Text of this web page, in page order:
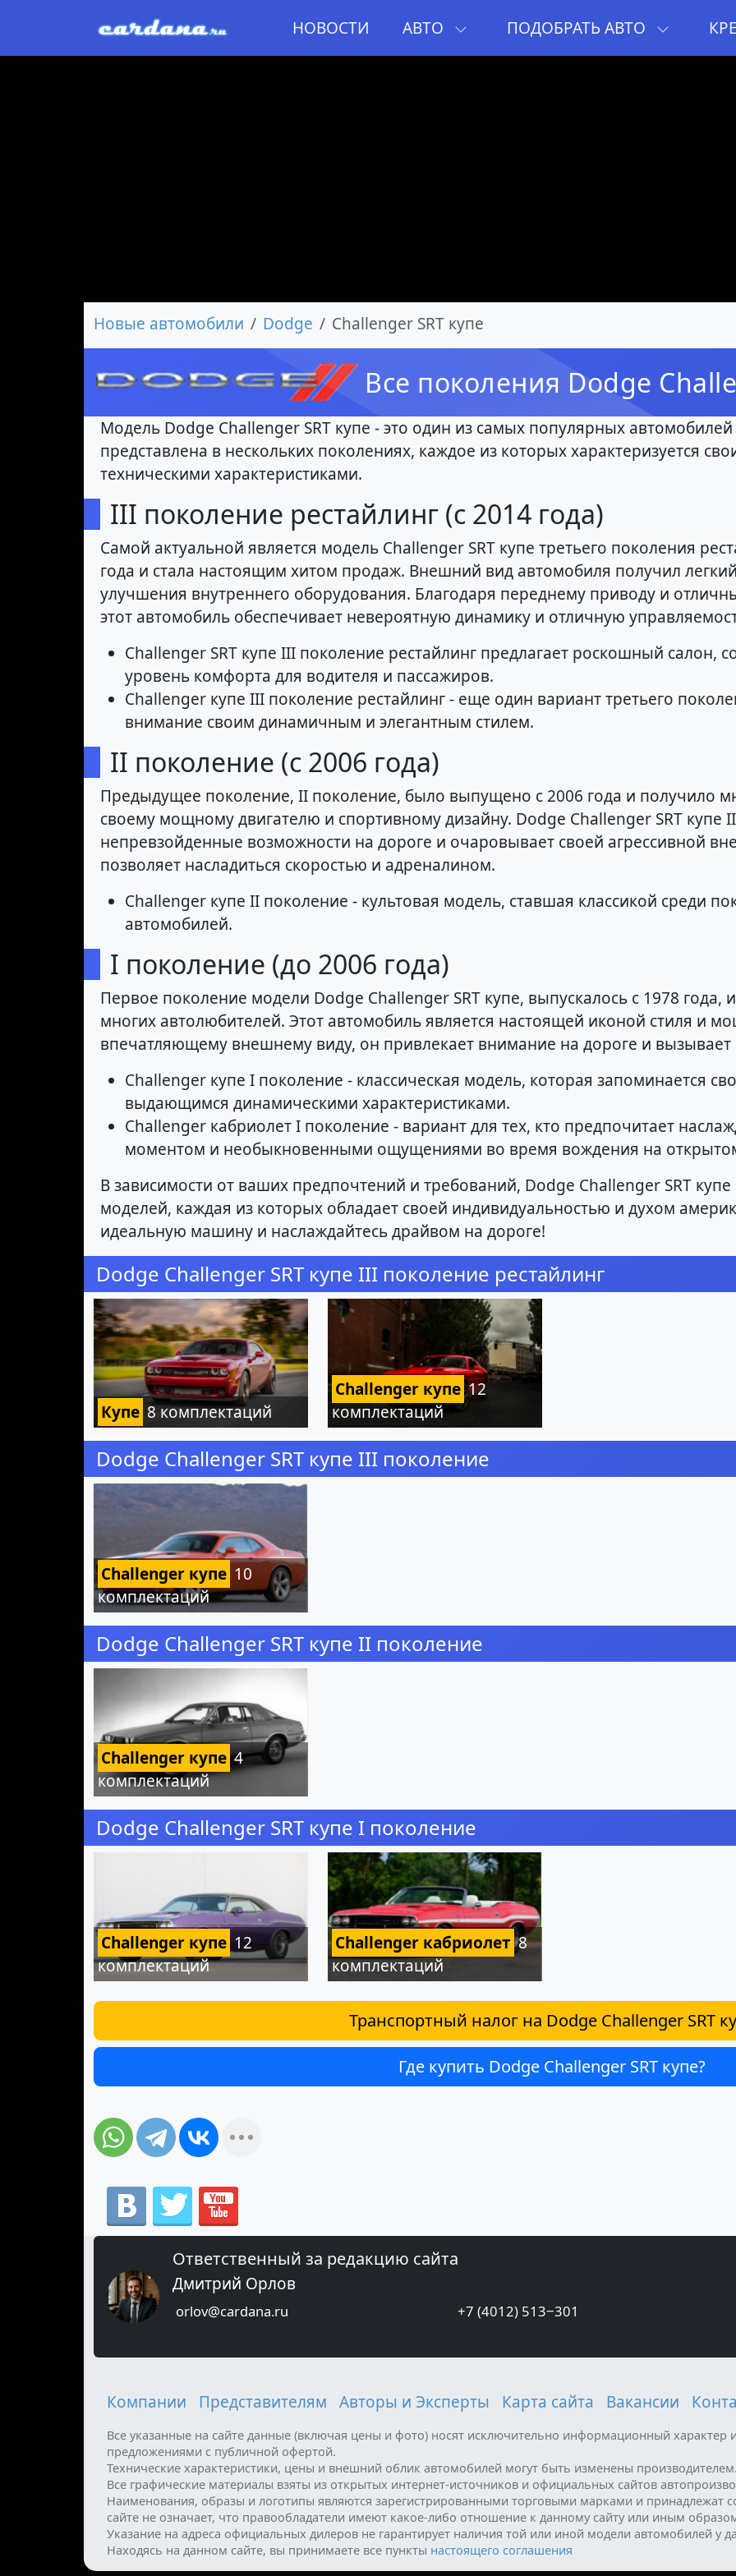
НОВОСТИ АВТО ПОДОБРАТЬ АВТО
Новые автомобили Dodge Challenger SRT купе
Все поколения Dodge
Модель Dodge Challenger SRT купе - это один из самых популярных
представлена в нескольких поколениях, каждое из которых характеризуется
техническими характеристиками.
III поколение рестайлинг (с 2014 года)
Самой актуальной является модель Challenger SRT купе третьего поколения
года и стала настоящим хитом продаж. Внешний вид автомобиля получил
улучшения внутреннего оборудования. Благодаря переднему приводу и
этот автомобиль обеспечивает невероятную динамику и отличную
Challenger SRT купе III поколение рестайлинг предлагает роскошный салон,
уровень комфорта для водителя и пассажиров.
Challenger купе III поколение рестайлинг - еще один вариант третьего
внимание своим динамичным и элегантным стилем.
II поколение (с 2006 года)
Предыдущее поколение, II поколение, было выпущено с 2006 года и получило
своему мощному двигателю и спортивному дизайну. Dodge Challenger SRT купе
непревзойденные возможности на дороге и очаровывает своей агрессивной
позволяет насладиться скоростью и адреналином.
Challenger купе II поколение - культовая модель, ставшая классикой среди
автомобилей.
I поколение (до 2006 года)
Первое поколение модели Dodge Challenger SRT купе, выпускалось с 1978 года,
многих автолюбителей. Этот автомобиль является настоящей иконой стиля и
впечатляющему внешнему виду, он привлекает внимание на дороге и
Challenger купе I поколение - классическая модель, которая запоминается
выдающимся динамическими характеристиками.
Challenger кабриолет I поколение - вариант для тех, кто предпочитает
моментом и необыкновенными ощущениями во время вождения на
В зависимости от ваших предпочтений и требований, Dodge Challenger SRT
моделей, каждая из которых обладает своей индивидуальностью и духом
идеальную машину и наслаждайтесь драйвом на дороге!
Dodge Challenger SRT купе III поколение рестайлинг
Купе 8 комплектаций
Challenger купе12
комплектаций
Dodge Challenger SRT купе III поколение
Challenger купе 10
комплектаций
Dodge Challenger SRT купе II поколение
Challenger купе4
комплектаций
Dodge Challenger SRT купе I поколение
Challenger купе12
комплектаций
Challenger кабриолет8
комплектаций
Транспортный налог на Dodge Challenger SRT
Где купить Dodge Challenger SRT купе?
Ответственный за редакцию сайта
Дмитрий Орлов
orlov@cardana.ru
+7 (4012) 513‒301
Компании Представителям Авторы и Эксперты Карта сайта Вакансии
Все указанные на сайте данные (включая цены и фото) носят исключительно информационный характер
предложениями с публичной офертой.
Технические характеристики, цены и внешний облик автомобилей могут быть изменены
Все графические материалы взяты из открытых интернет-источников и официальных сайтов
Наименования, образы и логотипы являются зарегистрированными торговыми марками и принадлежат
сайте не означает, что правообладатели имеют какое-либо отношение к данному сайту или иным
Указание на адреса официальных дилеров не гарантирует наличия той или иной модели автомобилей у
Находясь на данном сайте, вы принимаете все пункты настоящего соглашения